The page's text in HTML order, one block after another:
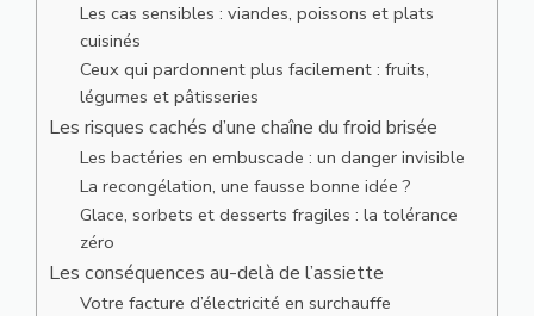
Les cas sensibles : viandes, poissons et plats
cuisinés
Ceux qui pardonnent plus facilement : fruits,
légumes et pâtisseries
Les risques cachés d’une chaîne du froid brisée
Les bactéries en embuscade : un danger invisible
La recongélation, une fausse bonne idée ?
Glace, sorbets et desserts fragiles : la tolérance
zéro
Les conséquences au-delà de l’assiette
Votre facture d’électricité en surchauffe